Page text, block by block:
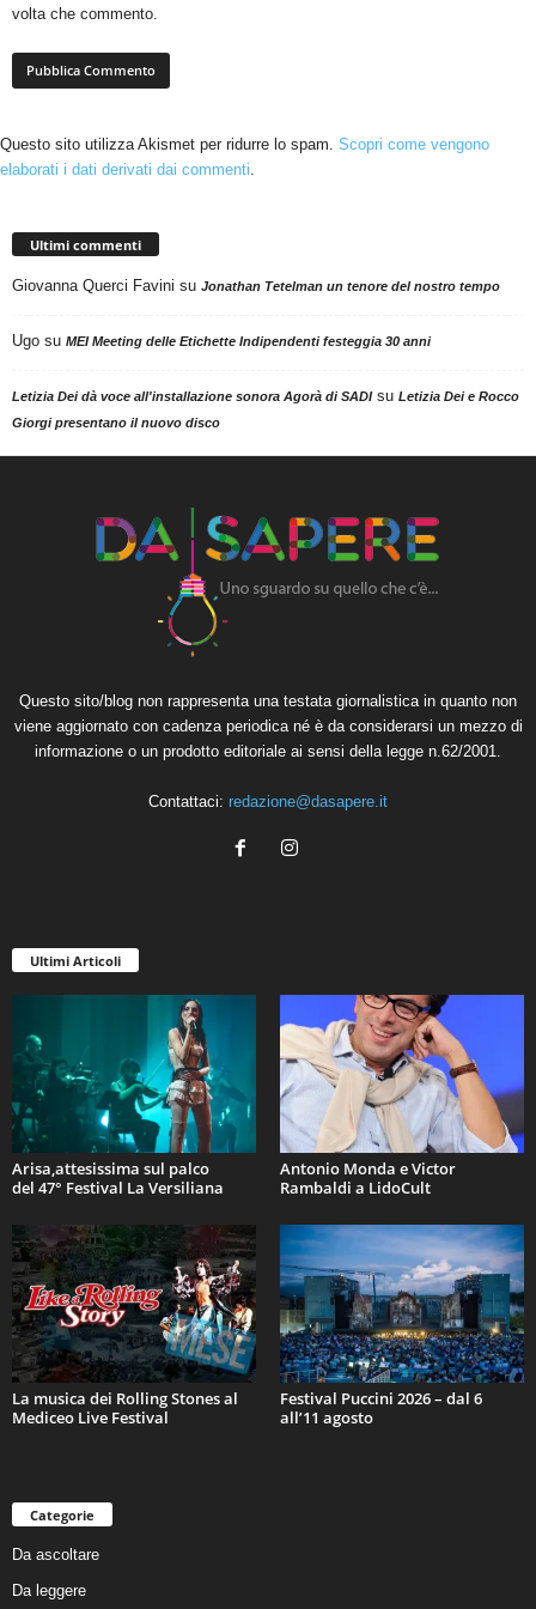
volta che commento.
Questo sito utilizza Akismet per ridurre lo spam. Scopri come vengono
elaborati i dati derivati dai commenti.
Ultimi commenti
Giovanna Querci Favini su Jonathan Tetelman un tenore del nostro tempo
Ugo su MEI Meeting delle Etichette Indipendenti festeggia 30 anni
Letizia Dei dà voce all'installazione sonora Agorà di SADIsu Letizia Dei e Rocco
Giorgi presentano il nuovo disco
Questo sito/blog non rappresenta una testata giornalistica in quanto non
viene aggiornato con cadenza periodica né è da considerarsi un mezzo di
informazione o un prodotto editoriale ai sensi della legge n.62/2001.
Contattaci: redazione@dasapere.it
Ultimi Articoli
Arisa,attesissima sul palco
del 47° Festival La Versiliana
Antonio Monda e Victor
Rambaldi a LidoCult
La musica dei Rolling Stones al
Mediceo Live Festival
Festival Puccini 2026 – dal 6
all’11 agosto
Categorie
Da ascoltare
Da leggere